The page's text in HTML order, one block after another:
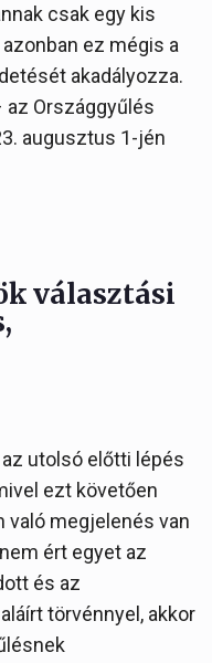
csak egy kis
ez mégis a
akadályozza.
az Országgyűlés
augusztus 1-jén
választási
utolsó előtti lépés
ezt követően
való megjelenés van
ért egyet az
és az
törvénnyel, akkor